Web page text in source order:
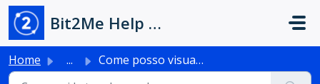
Salta al contenuto principale
Bit2Me Help Center
Home ... Come posso visualizzare il codice PIN della mia Bit2Me Card?